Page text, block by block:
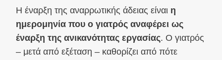
Η έναρξη της αναρρωτικής άδειας είναι η
ημερομηνία που ο γιατρός αναφέρει ως
έναρξη της ανικανότητας εργασίας. Ο γιατρός
– μετά από εξέταση – καθορίζει από πότε